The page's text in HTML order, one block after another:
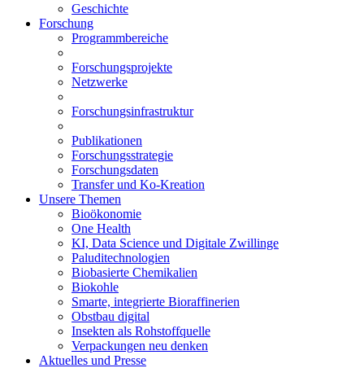
Geschichte
Forschung
Programmbereiche
Forschungsprojekte
Netzwerke
Forschungsinfrastruktur
Publikationen
Forschungsstrategie
Forschungsdaten
Transfer und Ko-Kreation
Unsere Themen
Bioökonomie
One Health
KI, Data Science und Digitale Zwillinge
Paluditechnologien
Biobasierte Chemikalien
Biokohle
Smarte, integrierte Bioraffinerien
Obstbau digital
Insekten als Rohstoffquelle
Verpackungen neu denken
Aktuelles und Presse